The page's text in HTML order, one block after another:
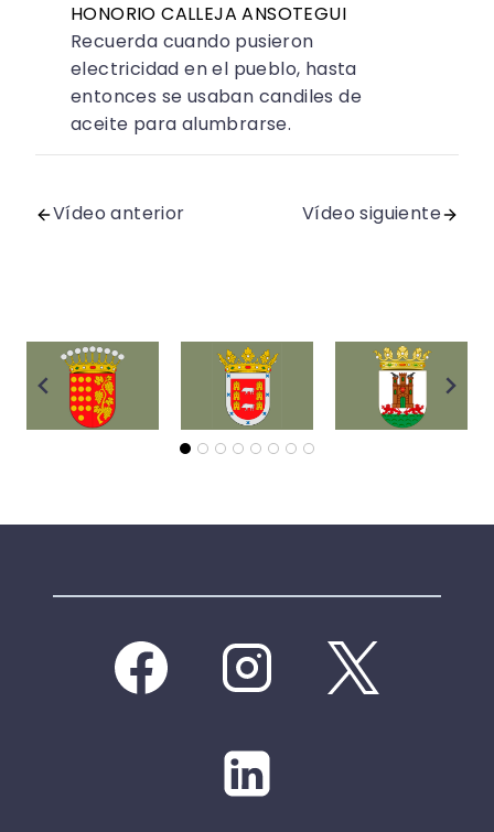
HONORIO CALLEJA ANSOTEGUI
Recuerda cuando pusieron
electricidad en el pueblo, hasta
entonces se usaban candiles de
aceite para alumbrarse.
Vídeo anterior Vídeo siguiente